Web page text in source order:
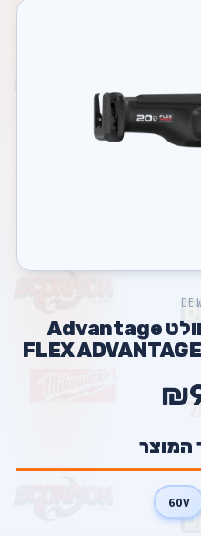
מסור חרב פלקס דיוולט Advantage
המוצר
60V